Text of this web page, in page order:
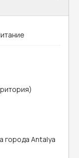
города Antalya